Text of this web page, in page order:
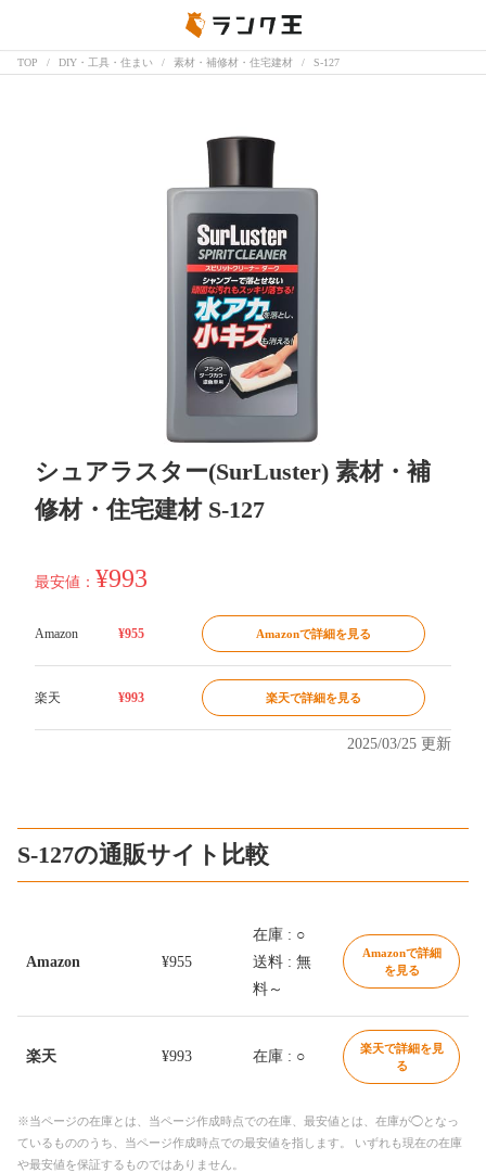
TOP DIY・工具・住まい 素材・補修材・住宅建材 S-127
シュアラスター(SurLuster) 素材・補
修材・住宅建材 S-127
最安値： ¥993
Amazon ¥955 Amazonで詳細を見る
楽天 ¥993 楽天で詳細を見る
2025/03/25 更新
S-127の通販サイト比較
Amazon ¥955
在庫 : ○
送料 : 無
料～
Amazonで詳細
を見る
楽天 ¥993 在庫 : ○
楽天で詳細を見
る
※当ページの在庫とは、当ページ作成時点での在庫、最安値とは、在庫が◯となっ
ているもののうち、当ページ作成時点での最安値を指します。 いずれも現在の在庫
や最安値を保証するものではありません。